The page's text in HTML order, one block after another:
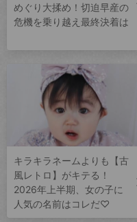
めぐり大揉め！切迫早産の
危機を乗り越え最終決着は
キラキラネームよりも【古
風レトロ】がキテる！
2026年上半期、女の子に
人気の名前はコレだ♡